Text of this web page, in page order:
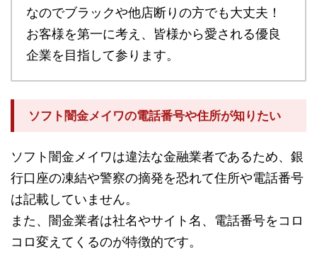
なのでブラックや他店断りの方でも大丈夫！
お客様を第一に考え、皆様から愛される優良
企業を目指して参ります。
ソフト闇金メイワの電話番号や住所が知りたい
ソフト闇金メイワは違法な金融業者であるため、銀
行口座の凍結や警察の摘発を恐れて住所や電話番号
は記載していません。
また、闇金業者は社名やサイト名、電話番号をコロ
コロ変えてくるのが特徴的です。